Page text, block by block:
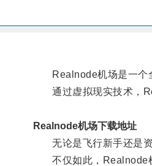
Realnode机场是一个全
通过虚拟现实技术，
Realnode机场下载地址
无论是飞行新手还是资
不仅如此，Realnode机